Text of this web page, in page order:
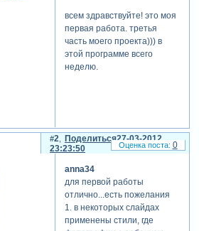
всем здравствуйте! это моя
первая работа. третья
часть моего проекта))) в
этой программе всего
неделю.
Поделиться
2
27-03-2012
23:23:50
anna34
для первой работы
отлично...есть пожелания
1. в некоторых слайдах
применены стили, где
0